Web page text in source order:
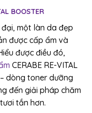
BOOSTER
một làn da đẹp
được cấp ẩm và
được điều đó,
CERABE RE-VITAL
dòng toner dưỡng
đến giải pháp chăm
tắn hơn.